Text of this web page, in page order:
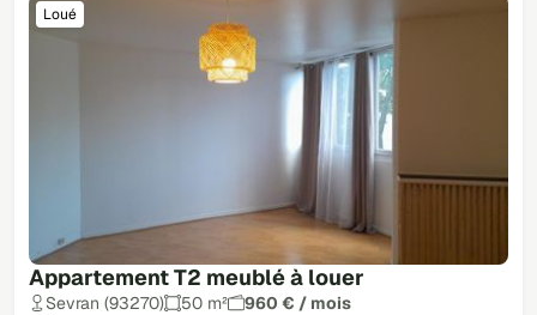
Appartement T2 meublé à louer
Loué
Sevran (93270) 50 m²
960 € / mois